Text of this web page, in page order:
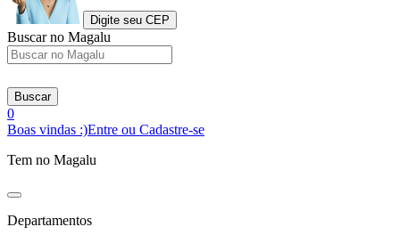
Digite seu CEP
Buscar no Magalu
Buscar
0
Boas vindas :)Entre ou Cadastre-se
Tem no Magalu
Departamentos